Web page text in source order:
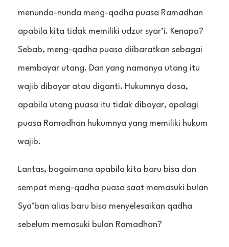
menunda-nunda meng-qadha puasa Ramadhan
apabila kita tidak memiliki udzur syar’i. Kenapa?
Sebab, meng-qadha puasa diibaratkan sebagai
membayar utang. Dan yang namanya utang itu
wajib dibayar atau diganti. Hukumnya dosa,
apabila utang puasa itu tidak dibayar, apalagi
puasa Ramadhan hukumnya yang memiliki hukum
wajib.
Lantas, bagaimana apabila kita baru bisa dan
sempat meng-qadha puasa saat memasuki bulan
Sya’ban alias baru bisa menyelesaikan qadha
sebelum memasuki bulan Ramadhan?